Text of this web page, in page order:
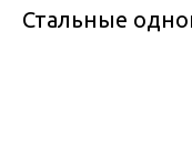
Стальные